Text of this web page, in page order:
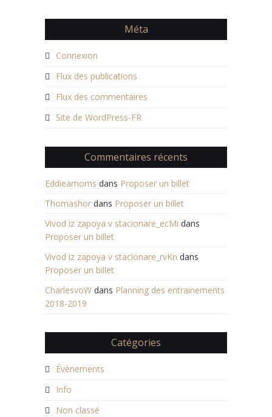
Méta
Connexion
Flux des publications
Flux des commentaires
Site de WordPress-FR
Commentaires récents
Eddieamoms dans Proposer un billet
Thomashor dans Proposer un billet
Vivod iz zapoya v stacionare_ecMi dans
Proposer un billet
Vivod iz zapoya v stacionare_rvKn dans
Proposer un billet
CharlesvoW dans Planning des entrainements
2018-2019
Catégories
Évènements
Info
Non classé